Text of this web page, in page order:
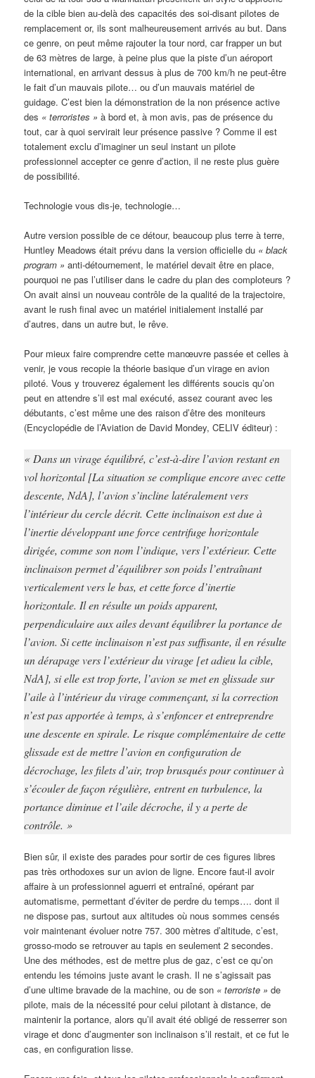
de la cible bien au-delà des capacités des soi-disant pilotes de
remplacement or, ils sont malheureusement arrivés au but. Dans
ce genre, on peut même rajouter la tour nord, car frapper un but
de 63 mètres de large, à peine plus que la piste d’un aéroport
international, en arrivant dessus à plus de 700 km/h ne peut-être
le fait d’un mauvais pilote… ou d’un mauvais matériel de
guidage. C’est bien la démonstration de la non présence active
des « terroristes » à bord et, à mon avis, pas de présence du
tout, car à quoi servirait leur présence passive ? Comme il est
totalement exclu d’imaginer un seul instant un pilote
professionnel accepter ce genre d’action, il ne reste plus guère
de possibilité.
Technologie vous dis-je, technologie…
Autre version possible de ce détour, beaucoup plus terre à terre,
Huntley Meadows était prévu dans la version officielle du «black
program » anti-détournement, le matériel devait être en place,
pourquoi ne pas l’utiliser dans le cadre du plan des comploteurs ?
On avait ainsi un nouveau contrôle de la qualité de la trajectoire,
avant le rush final avec un matériel initialement installé par
d’autres, dans un autre but, le rêve.
Pour mieux faire comprendre cette manœuvre passée et celles à
venir, je vous recopie la théorie basique d’un virage en avion
piloté. Vous y trouverez également les différents soucis qu’on
peut en attendre s’il est mal exécuté, assez courant avec les
débutants, c’est même une des raison d’être des moniteurs
(Encyclopédie de l’Aviation de David Mondey, CELIV éditeur) :
« Dans un virage équilibré, c’est-à-dire l’avion restant en
vol horizontal [La situation se complique encore avec cette
descente, NdA], l’avion s’incline latéralement vers
l’intérieur du cercle décrit. Cette inclinaison est due à
l’inertie développant une force centrifuge horizontale
dirigée, comme son nom l’indique, vers l’extérieur. Cette
inclinaison permet d’équilibrer son poids l’entraînant
verticalement vers le bas, et cette force d’inertie
horizontale. Il en résulte un poids apparent,
perpendiculaire aux ailes devant équilibrer la portance de
l’avion. Si cette inclinaison n’est pas suffisante, il en résulte
un dérapage vers l’extérieur du virage [et adieu la cible,
NdA], si elle est trop forte, l’avion se met en glissade sur
l’aile à l’intérieur du virage commençant, si la correction
n’est pas apportée à temps, à s’enfoncer et entreprendre
une descente en spirale. Le risque complémentaire de cette
glissade est de mettre l’avion en configuration de
décrochage, les filets d’air, trop brusqués pour continuer à
s’écouler de façon régulière, entrent en turbulence, la
portance diminue et l’aile décroche, il y a perte de
contrôle. »
Bien sûr, il existe des parades pour sortir de ces figures libres
pas très orthodoxes sur un avion de ligne. Encore faut-il avoir
affaire à un professionnel aguerri et entraîné, opérant par
automatisme, permettant d’éviter de perdre du temps…. dont il
ne dispose pas, surtout aux altitudes où nous sommes censés
voir maintenant évoluer notre 757. 300 mètres d’altitude, c’est,
grosso-modo se retrouver au tapis en seulement 2 secondes.
Une des méthodes, est de mettre plus de gaz, c’est ce qu’on
entendu les témoins juste avant le crash. Il ne s’agissait pas
d’une ultime bravade de la machine, ou de son « terroriste » de
pilote, mais de la nécessité pour celui pilotant à distance, de
maintenir la portance, alors qu’il avait été obligé de resserrer son
virage et donc d’augmenter son inclinaison s’il restait, et ce fut le
cas, en configuration lisse.